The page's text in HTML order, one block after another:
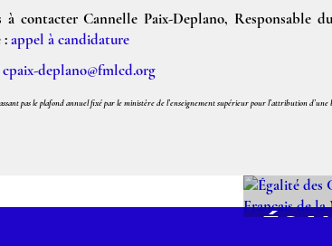
contacter Cannelle Paix-Deplano, Responsable
: appel à candidature
cpaix-deplano@fmlcd.org
pas le plafond annuel fixé par le ministère de l’enseignement supérieur pour l’attribution d’une